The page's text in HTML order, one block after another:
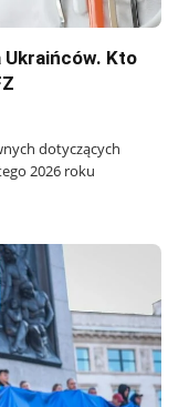
Kto
dotyczących
2026 roku